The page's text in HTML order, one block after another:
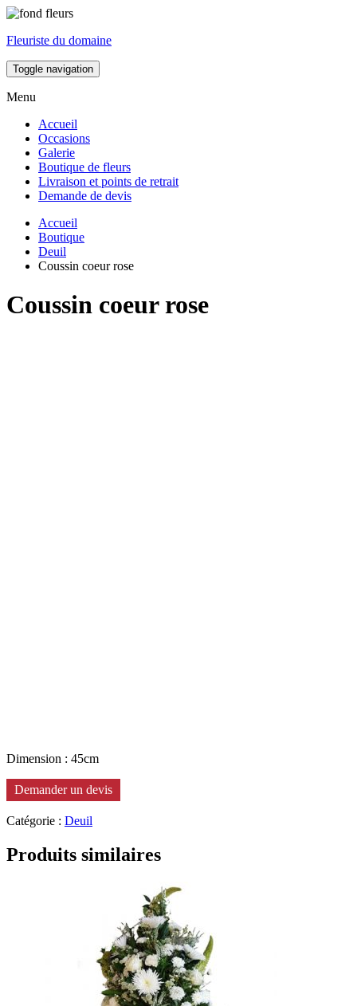
Fleuriste du domaine
Toggle navigation
Menu
Accueil
Occasions
Galerie
Boutique de fleurs
Livraison et points de retrait
Demande de devis
Accueil
Boutique
Deuil
Coussin coeur rose
Coussin coeur rose
Dimension : 45cm
Demander un devis
Catégorie : Deuil
Produits similaires